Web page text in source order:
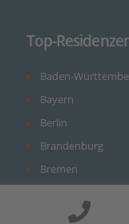
Top-
Baden-
Bayern
Berlin
Brandenburg
Bremen